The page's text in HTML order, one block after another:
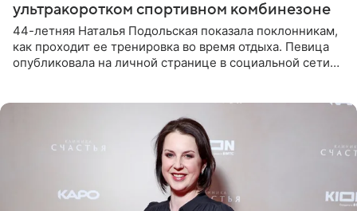
ультракоротком спортивном комбинезоне
44-летняя Наталья Подольская показала поклонникам,
как проходит ее тренировка во время отдыха. Певица
опубликовала на личной странице в социальной сети